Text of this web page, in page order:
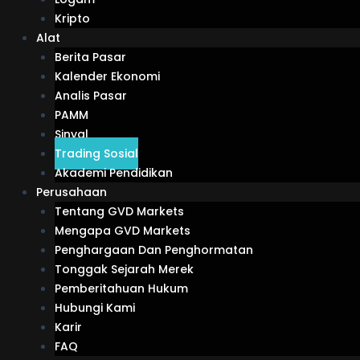
Kripto
Alat
Berita Pasar
Kalender Ekonomi
Analis Pasar
PAMM
Sinyal
Trading Sosial
Akademi Pendidikan
Perusahaan
Tentang GVD Markets
Mengapa GVD Markets
Penghargaan Dan Penghormatan
Tonggak Sejarah Merek
Pemberitahuan Hukum
Hubungi Kami
Karir
FAQ